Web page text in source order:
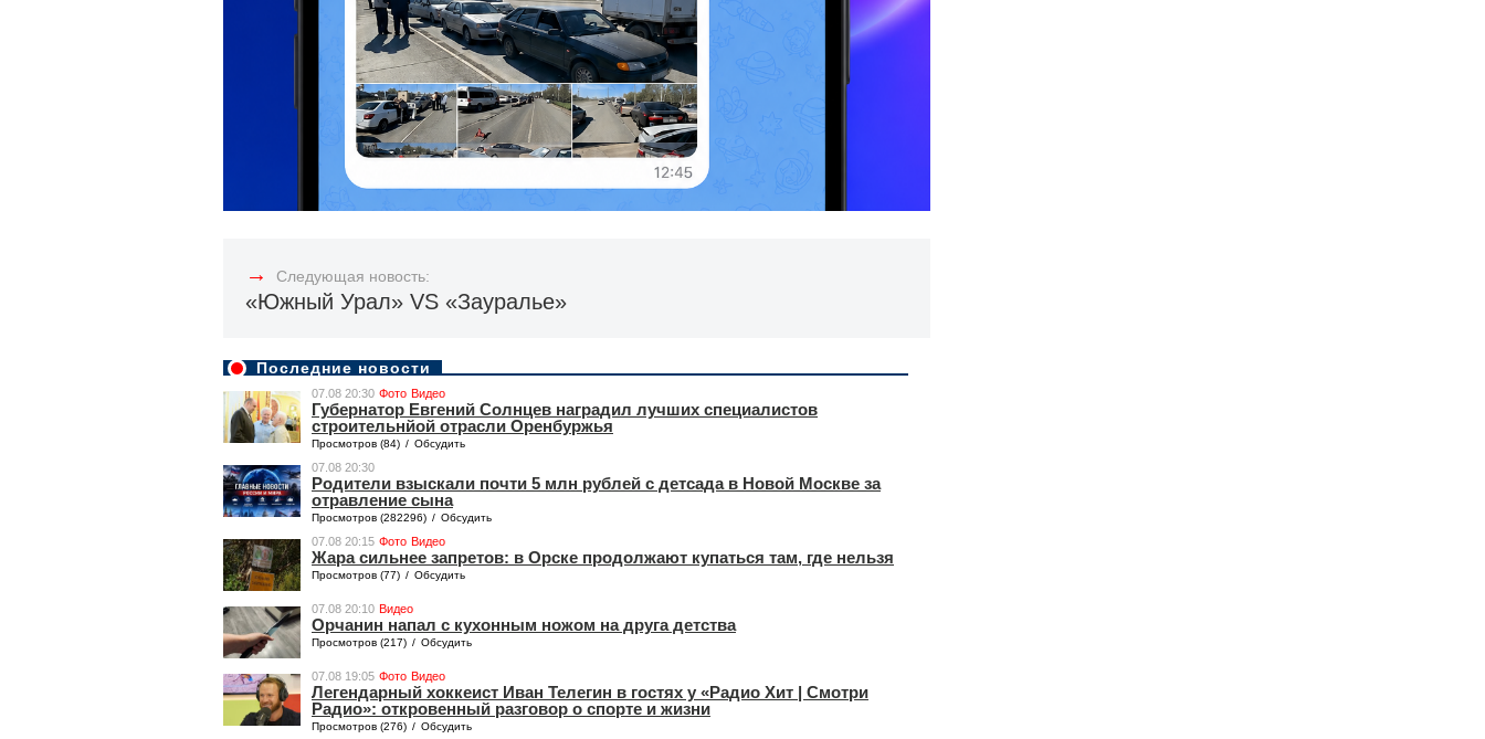
→ Следующая новость:
«Южный Урал» VS «Зауралье»
Последние новости
07.08 20:30 Фото Видео
Губернатор Евгений Солнцев наградил лучших специалистов
строительнйой отрасли Оренбуржья
Просмотров (84) / Обсудить
07.08 20:30
Родители взыскали почти 5 млн рублей с детсада в Новой Москве за
отравление сына
Просмотров (282296) / Обсудить
07.08 20:15 Фото Видео
Жара сильнее запретов: в Орске продолжают купаться там, где нельзя
Просмотров (77) / Обсудить
07.08 20:10 Видео
Орчанин напал с кухонным ножом на друга детства
Просмотров (217) / Обсудить
07.08 19:05 Фото Видео
Легендарный хоккеист Иван Телегин в гостях у «Радио Хит | Смотри
Радио»: откровенный разговор о спорте и жизни
Просмотров (276) / Обсудить